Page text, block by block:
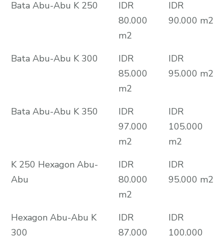
Bata Abu-Abu K 250
IDR
80.000
m2
IDR
90.000 m2
Bata Abu-Abu K 300
IDR
85.000
m2
IDR
95.000 m2
Bata Abu-Abu K 350
IDR
97.000
m2
IDR
105.000
m2
K 250 Hexagon Abu-
Abu
IDR
80.000
m2
IDR
95.000 m2
Hexagon Abu-Abu K
300
IDR
87.000
IDR
100.000